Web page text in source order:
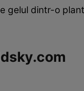
gelul dintr-o